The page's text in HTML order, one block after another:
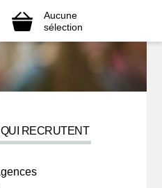
Aucune
sélection
RECRUTENT